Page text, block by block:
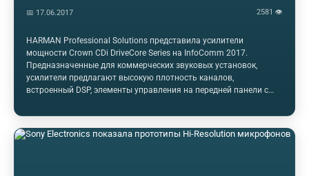
📅 17.06.2017 2581 👁
HARMAN Professional Solutions представила усилители
мощности Crown CDi DriveCore Series на InfoComm 2017.
Предназначенные для коммерческих звуковых установок,
усилители предлагают высокую плотность каналов,
встроенный DSP, элементы управления на передней панели с
построенная на основе многозадачной технологии DriveCore от
Crown, предлагает DSP и возможность цифрового аудио
транспорта с каналом BLU для более качественного звука.